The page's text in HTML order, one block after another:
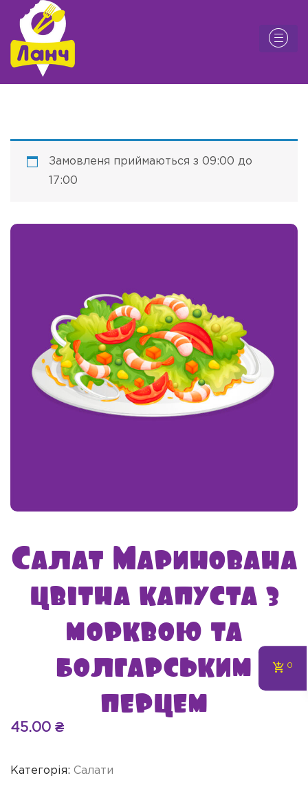
Замовленя приймаються з 09:00 до
17:00
Салат Маринована
цвітна капуста з
морквою та
болгарським
перцем
45.00 ₴
Категорія: Салати
0